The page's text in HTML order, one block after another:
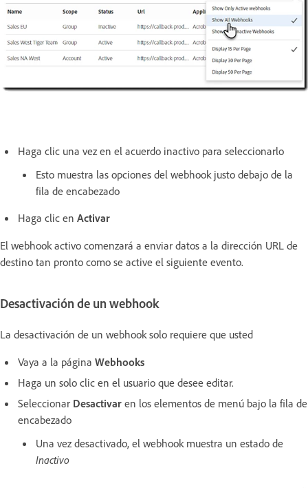
Haga clic una vez en el acuerdo inactivo para seleccionarlo
Esto muestra las opciones del webhook justo debajo de la
fila de encabezado
Haga clic en Activar
El webhook activo comenzará a enviar datos a la dirección URL de
destino tan pronto como se active el siguiente evento.
Desactivación de un webhook
La desactivación de un webhook solo requiere que usted
Vaya a la página Webhooks
Haga un solo clic en el usuario que desee editar.
Seleccionar Desactivar en los elementos de menú bajo la fila de
encabezado
Una vez desactivado, el webhook muestra un estado de
Inactivo